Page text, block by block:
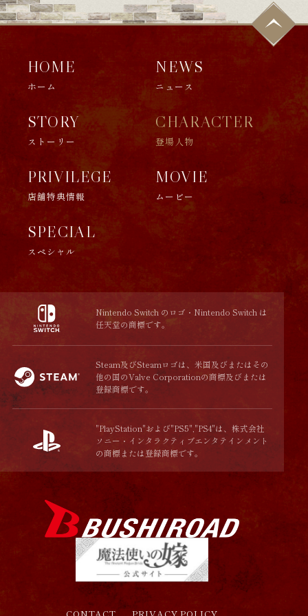
HOME
ホーム
NEWS
ニュース
STORY
ストーリー
CHARACTER
登場人物
PRIVILEGE
店舗特典情報
MOVIE
ムービー
SPECIAL
スペシャル
Nintendo Switch のロゴ・Nintendo Switch は
任天堂の商標です。
Steam及びSteamロゴは、米国及びまたはその
他の国のValve Corporationの商標及びまたは
登録商標です。
"PlayStation"および"PS5","PS4"は、株式会社
ソニー・インタラクティブエンタテインメント
の商標または登録商標です。